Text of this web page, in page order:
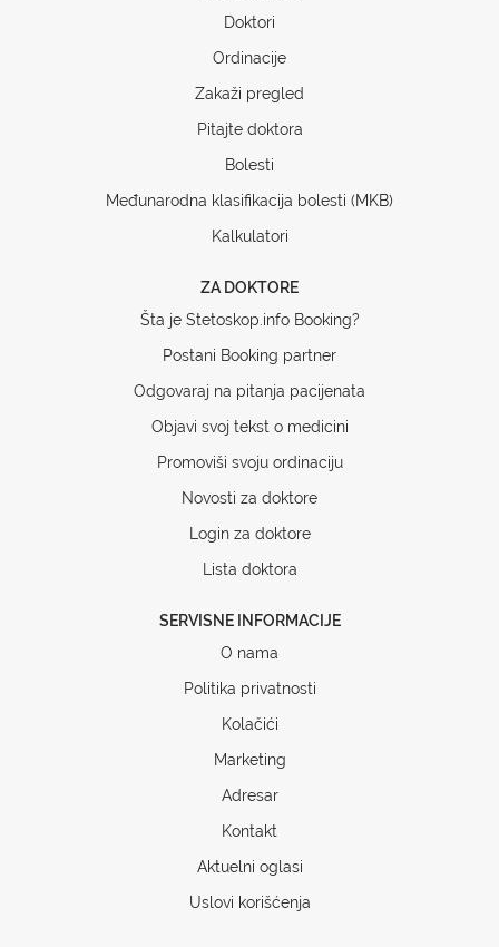
Doktori
Ordinacije
Zakaži pregled
Pitajte doktora
Bolesti
Međunarodna klasifikacija bolesti (MKB)
Kalkulatori
ZA DOKTORE
Šta je Stetoskop.info Booking?
Postani Booking partner
Odgovaraj na pitanja pacijenata
Objavi svoj tekst o medicini
Promoviši svoju ordinaciju
Novosti za doktore
Login za doktore
Lista doktora
SERVISNE INFORMACIJE
O nama
Politika privatnosti
Kolačići
Marketing
Adresar
Kontakt
Aktuelni oglasi
Uslovi korišćenja